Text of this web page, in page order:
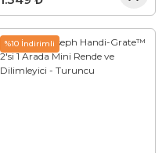
%10 İndirimli